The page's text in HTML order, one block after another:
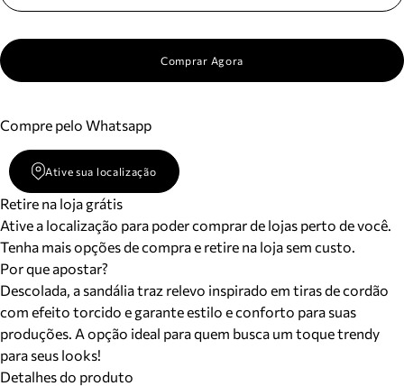
Comprar Agora
Compre pelo Whatsapp
Ative sua localização
Retire na loja grátis
Ative a localização para poder comprar de lojas perto de você.
Tenha mais opções de compra e retire na loja sem custo.
Por que apostar?
Descolada, a sandália traz relevo inspirado em tiras de cordão
com efeito torcido e garante estilo e conforto para suas
produções. A opção ideal para quem busca um toque trendy
para seus looks!
Detalhes do produto